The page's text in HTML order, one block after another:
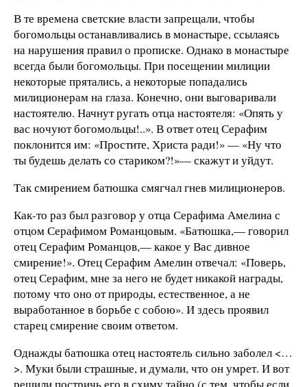
В те времена светские власти запрещали, чтобы
богомольцы останавливались в монастыре, ссылаясь
на нарушения правил о прописке. Однако в монастыре
всегда были богомольцы. При посещении милиции
некоторые прятались, а некоторые попадались
милиционерам на глаза. Конечно, они выговаривали
настоятелю. Начнут ругать отца настоятеля: «Опять у
вас ночуют богомольцы!..». В ответ отец Серафим
поклонится им: «Простите, Христа ради!» — «Ну что
ты будешь делать со стариком?!»— скажут и уйдут.
Так смирением батюшка смягчал гнев милиционеров.
Как-то раз был разговор у отца Серафима Амелина с
отцом Серафимом Романцовым. «Батюшка,— говорил
отец Серафим Романцов,— какое у Вас дивное
смирение!». Отец Серафим Амелин отвечал: «Поверь,
отец Серафим, мне за него не будет никакой награды,
потому что оно от природы, естественное, а не
выработанное в борьбе с собою». И здесь проявил
старец смирение своим ответом.
Однажды батюшка отец настоятель сильно заболел <…
>. Муки были страшные, и думали, что он умрет. И вот
решили постричь его в схиму тайно (с тем, чтобы если